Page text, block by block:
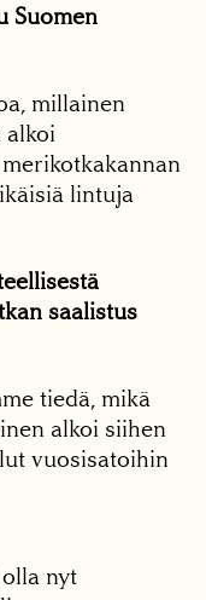
Suomen
millainen
alkoi
lintuja
saalistus
tiedä, mikä
alkoi siihen
vuosisatoihin
nyt